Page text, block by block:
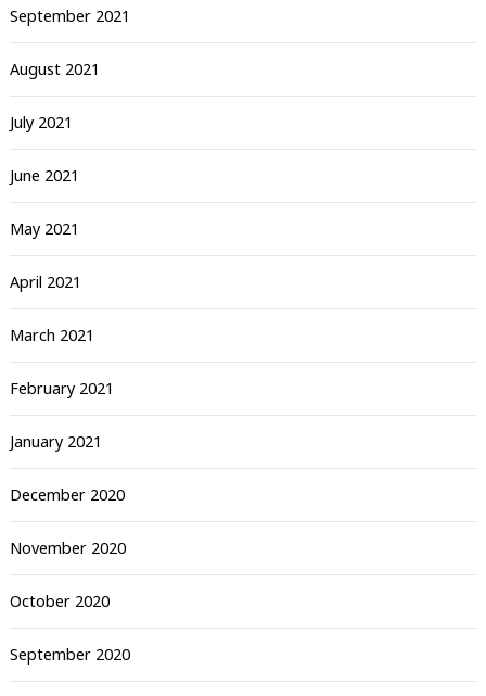
September 2021
August 2021
July 2021
June 2021
May 2021
April 2021
March 2021
February 2021
January 2021
December 2020
November 2020
October 2020
September 2020